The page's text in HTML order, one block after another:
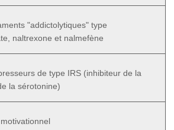
"addictolytiques" type
naltrexone et nalmefène
de type IRS (inhibiteur de la
la sérotonine)